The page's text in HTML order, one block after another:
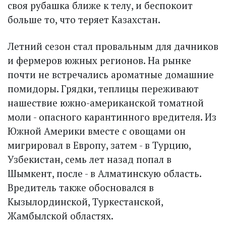
своя рубашка ближе к телу, и беспокоит
больше то, что теряет Казахстан.
Летний сезон стал провальным для дачников
и фермеров южных регионов. На рынке
почти не встречались ароматные домашние
помидоры. Грядки, теплицы переживают
нашествие южно-американской томатной
моли - опасного карантинного вредителя. Из
Южной Америки вместе с овощами он
мигрировал в Европу, затем - в Турцию,
Узбекистан, семь лет назад попал в
Шымкент, после - в Алматинскую область.
Вредитель также обосновался в
Кызылординской, Туркестанской,
Жамбылской областях.